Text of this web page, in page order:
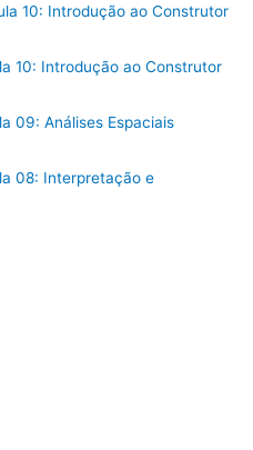
10: Introdução ao Construtor
10: Introdução ao Construtor
09: Análises Espaciais
08: Interpretação e